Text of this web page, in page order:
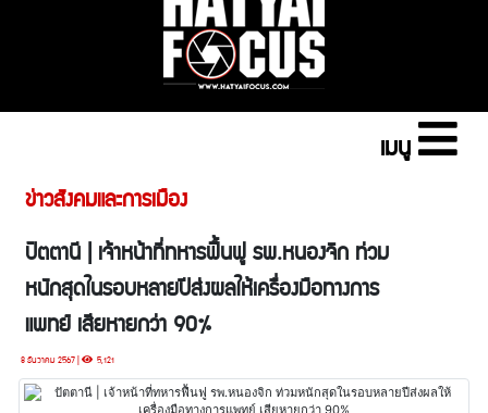
เมนู
ข่าวสังคมและการเมือง
ปัตตานี | เจ้าหน้าที่ทหารฟื้นฟู รพ.หนองจิก ท่วม
หนักสุดในรอบหลายปีส่งผลให้เครื่องมือทางการ
แพทย์ เสียหายกว่า 90%
8 ธันวาคม 2567 | 5,121